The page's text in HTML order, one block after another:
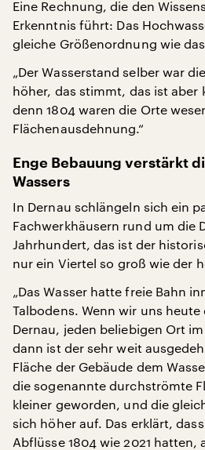
Eine Rechnung, die den
Erkenntnis führt: Das
gleiche Größenordnung wie
„Der Wasserstand selber war
höher, das stimmt, das ist aber
denn 1804 waren die Orte
Flächenausdehnung.“
Enge Bebauung verstärkt
Wassers
In Dernau schlängeln sich ein
Fachwerkhäusern rund um die
Jahrhundert, das ist der
nur ein Viertel so groß wie der
„Das Wasser hatte freie Bahn
Talbodens. Wenn wir uns
Dernau, jeden beliebigen Ort
dann ist der sehr weit
Fläche der Gebäude dem
die sogenannte durchströmte
kleiner geworden, und die
sich höher auf. Das erklärt,
Abflüsse 1804 wie 2021 hatten,